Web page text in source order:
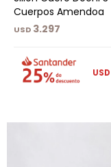
Cuerpos Amendoa
USD 3.297
USD